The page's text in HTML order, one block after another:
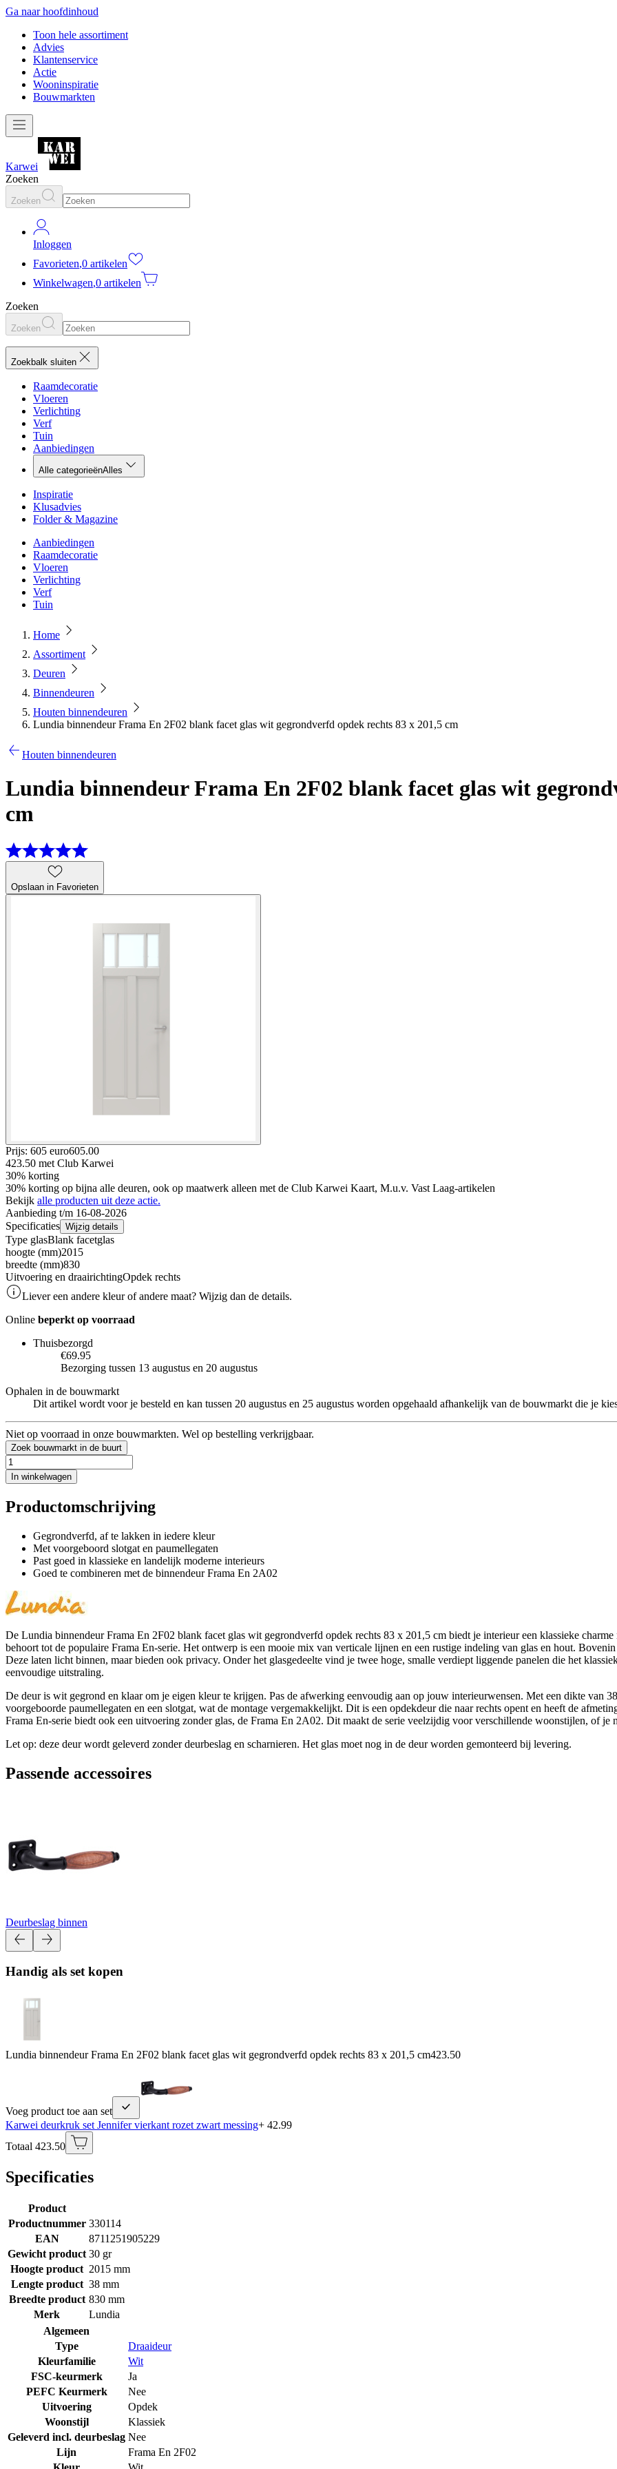
Ga naar hoofdinhoud
Toon hele assortiment
Advies
Klantenservice
Actie
Wooninspiratie
Bouwmarkten
Karwei
Zoeken
Zoeken
Inloggen
Favorieten,0 artikelen
Winkelwagen,0 artikelen
Zoeken
Zoeken
Zoekbalk sluiten
Raamdecoratie
Vloeren
Verlichting
Verf
Tuin
Aanbiedingen
Alle categorieënAlles
Inspiratie
Klusadvies
Folder & Magazine
Aanbiedingen
Raamdecoratie
Vloeren
Verlichting
Verf
Tuin
Home
Assortiment
Deuren
Binnendeuren
Houten binnendeuren
Lundia binnendeur Frama En 2F02 blank facet glas wit gegrondverfd opdek rechts 83 x 201,5 cm
Houten binnendeuren
Lundia binnendeur Frama En 2F02 blank facet glas wit
cm
Opslaan in Favorieten
Prijs: 605 euro605.00
423.50 met Club Karwei
30% korting
30% korting op bijna alle deuren, ook op maatwerk alleen met de Club Karwei Kaart, M.u.v. Vast Laag-artikelen
Bekijk alle producten uit deze actie.
Aanbieding t/m 16-08-2026
Specificaties Wijzig details
Type glasBlank facetglas
hoogte (mm)2015
breedte (mm)830
Uitvoering en draairichtingOpdek rechts
Liever een andere kleur of andere maat? Wijzig dan de details.
Online beperkt op voorraad
Thuisbezorgd
€69.95
Bezorging tussen 13 augustus en 20 augustus
Ophalen in de bouwmarkt
Dit artikel wordt voor je besteld en kan tussen 20 augustus en 25 augustus worden opgehaald afhankelijk van de bouwmarkt die je
Niet op voorraad in onze bouwmarkten. Wel op bestelling verkrijgbaar.
Zoek bouwmarkt in de buurt
In winkelwagen
Productomschrijving
Gegrondverfd, af te lakken in iedere kleur
Met voorgeboord slotgat en paumellegaten
Past goed in klassieke en landelijk moderne interieurs
Goed te combineren met de binnendeur Frama En 2A02
De Lundia binnendeur Frama En 2F02 blank facet glas wit gegrondverfd opdek rechts 83 x 201,5 cm biedt je interieur een klassieke
behoort tot de populaire Frama En-serie. Het ontwerp is een mooie mix van verticale lijnen en een rustige indeling van glas en hout.
Deze laten licht binnen, maar bieden ook privacy. Onder het glasgedeelte vind je twee hoge, smalle verdiept liggende panelen die het
eenvoudige uitstraling.
De deur is wit gegrond en klaar om je eigen kleur te krijgen. Pas de afwerking eenvoudig aan op jouw interieurwensen. Met een dikte van
voorgeboorde paumellegaten en een slotgat, wat de montage vergemakkelijkt. Dit is een opdekdeur die naar rechts opent en heeft de
Frama En-serie biedt ook een uitvoering zonder glas, de Frama En 2A02. Dit maakt de serie veelzijdig voor verschillende woonstijlen, of
Let op: deze deur wordt geleverd zonder deurbeslag en scharnieren. Het glas moet nog in de deur worden gemonteerd bij levering.
Passende accessoires
Deurbeslag binnen
Handig als set kopen
Lundia binnendeur Frama En 2F02 blank facet glas wit gegrondverfd opdek rechts 83 x 201,5 cm423.50
Voeg product toe aan set
Karwei deurkruk set Jennifer vierkant rozet zwart messing+ 42.99
Totaal 423.50
Specificaties
Product
Productnummer 330114
EAN
8711251905229
Gewicht product 30 gr
Hoogte product 2015 mm
Lengte product 38 mm
Breedte product 830 mm
Merk
Lundia
Algemeen
Type
Draaideur
Kleurfamilie
Wit
FSC-keurmerk
Ja
PEFC Keurmerk
Nee
Uitvoering
Opdek
Woonstijl
Klassiek
Geleverd incl. deurbeslag Nee
Lijn
Frama En 2F02